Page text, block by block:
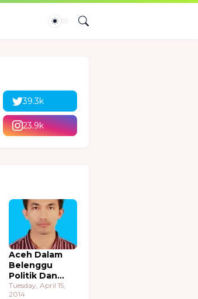
39.3k
23.9k
Aceh Dalam
Belenggu
Politik Dan
Ekonomi
Tuesday, April 15,
2014